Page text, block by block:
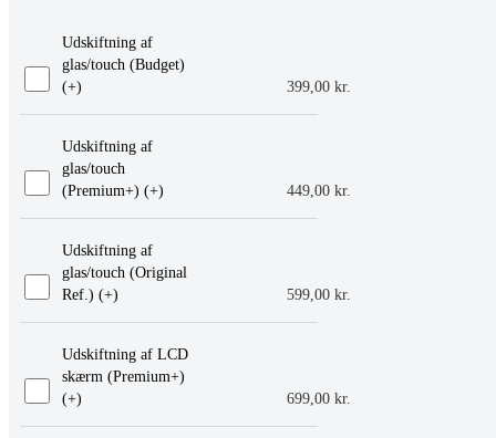
kan du aflevere din iPad Air i en af vores
butikker, så står vi for reparationen.
Udskiftning af
glas/touch (Budget)
(+
399,00 kr.
)
Udskiftning af
glas/touch
(Premium+) (+
449,00 kr.
)
Udskiftning af
glas/touch (Original
Ref.) (+
599,00 kr.
)
Udskiftning af LCD
skærm (Premium+)
(+
699,00 kr.
)